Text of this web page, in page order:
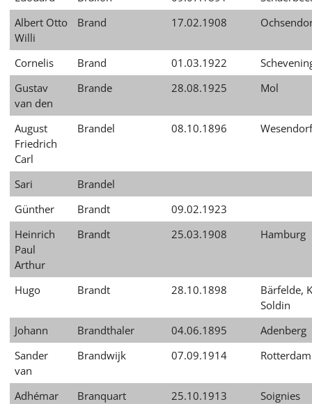
Albert Otto
Willi
Brand 17.02.1908
Cornelis Brand 01.03.1922
Gustav
van den
Brande 28.08.1925 Mol
August
Friedrich
Carl
Brandel 08.10.1896 Wesendorf
Sari
Brandel
Günther
Brandt
09.02.1923
Heinrich
Paul
Arthur
Brandt 25.03.1908 Hamburg
Hugo Brandt 28.10.1898
Bärfelde,
Soldin
Johann
Brandthaler 04.06.1895
Adenberg
Sander
van
Brandwijk 07.09.1914 Rotterdam
Adhémar Branquart 25.10.1913
Soignies